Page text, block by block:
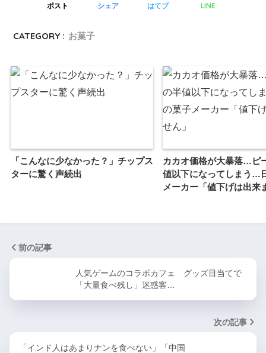
ポスト シェア はてブ LINE
CATEGORY : お菓子
「こんなに少なかった？」チップス
ターに驚く声続出
カカオ価格が大暴落…ピ
値以下になってしまう…
メーカー「値下げは出来
前の記事
人気ゲームのコラボカフェ グッズ目当てで
「大量食べ残し」迷惑客…
次の記事
「インド人はあまりナンを食べない」「中国